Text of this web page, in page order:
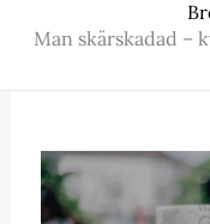
Man skärskadad –